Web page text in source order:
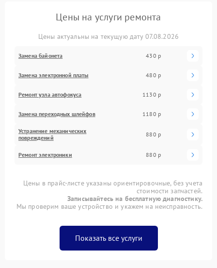
Цены на услуги ремонта
Цены актуальны на текущую дату 07.08.2026
Замена байонета 430 р
Замена электронной платы 480 р
Ремонт узла автофокуса 1130 р
Замена переходных шлейфов 1180 р
Устранение механических
повреждений
880 р
Ремонт электроники 880 р
Цены в прайс-листе указаны ориентировочные, без учета
стоимости запчастей.
Записывайтесь на бесплатную диагностику.
Мы проверим ваше устройство и укажем на неисправность.
Показать все услуги